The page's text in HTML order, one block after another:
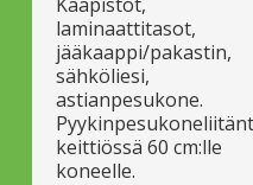
laminaattitasot,
jääkaappi/pakastin,
sähköliesi,
astianpesukone.
keittiössä 60 cm:lle
koneelle.